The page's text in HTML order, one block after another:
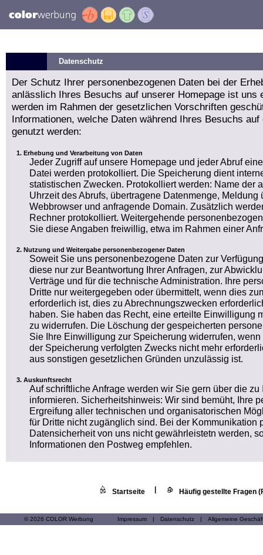
Datenschutz
Der Schutz Ihrer personenbezogenen Daten bei der
anlässlich Ihres Besuchs auf unserer Homepage ist uns
werden im Rahmen der gesetzlichen Vorschriften
Informationen, welche Daten während Ihres Besuchs
genutzt werden:
Erhebung und Verarbeitung von Daten
Jeder Zugriff auf unsere Homepage und jeder Abruf
Datei werden protokolliert. Die Speicherung dient
statistischen Zwecken. Protokolliert werden: Name der
Uhrzeit des Abrufs, übertragene Datenmenge, Meldung
Webbrowser und anfragende Domain. Zusätzlich
Rechner protokolliert. Weitergehende
Sie diese Angaben freiwillig, etwa im Rahmen einer
Nutzung und Weitergabe personenbezogener Daten
Soweit Sie uns personenbezogene Daten zur
diese nur zur Beantwortung Ihrer Anfragen, zur
Verträge und für die technische Administration. Ihre
Dritte nur weitergegeben oder übermittelt, wenn dies
erforderlich ist, dies zu Abrechnungszwecken
haben. Sie haben das Recht, eine erteilte Einwilligung
zu widerrufen. Die Löschung der gespeicherten
Sie Ihre Einwilligung zur Speicherung widerrufen,
der Speicherung verfolgten Zwecks nicht mehr
aus sonstigen gesetzlichen Gründen unzulässig ist.
Auskunftsrecht
Auf schriftliche Anfrage werden wir Sie gern über die
informieren. Sicherheitshinweis: Wir sind bemüht, Ihre
Ergreifung aller technischen und organisatorischen
für Dritte nicht zugänglich sind. Bei der Kommunikation
Datensicherheit von uns nicht gewährleistetn werden,
Informationen den Postweg empfehlen.
Startseite Häufig gestellte Fragen
© 2026 COLOR Werbung Impressum | Datenschutz | Allgemeine